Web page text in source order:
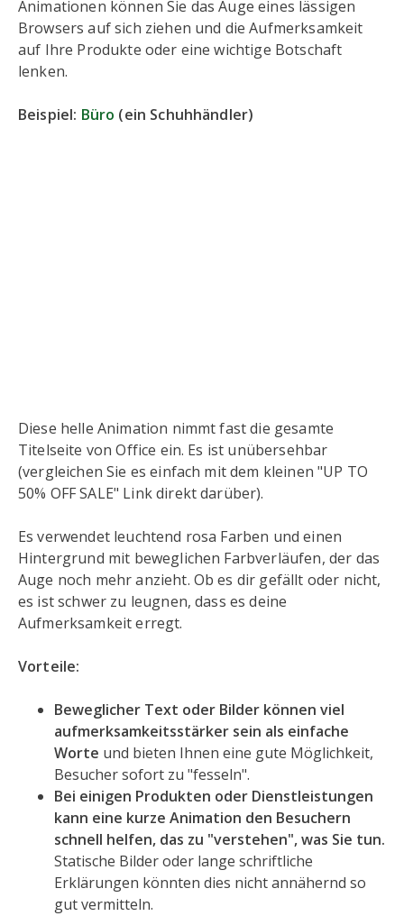
Animationen können Sie das Auge eines lässigen
Browsers auf sich ziehen und die Aufmerksamkeit
auf Ihre Produkte oder eine wichtige Botschaft
lenken.
Beispiel: Büro (ein Schuhhändler)
Diese helle Animation nimmt fast die gesamte
Titelseite von Office ein. Es ist unübersehbar
(vergleichen Sie es einfach mit dem kleinen "UP TO
50% OFF SALE" Link direkt darüber).
Es verwendet leuchtend rosa Farben und einen
Hintergrund mit beweglichen Farbverläufen, der das
Auge noch mehr anzieht. Ob es dir gefällt oder nicht,
es ist schwer zu leugnen, dass es deine
Aufmerksamkeit erregt.
Vorteile:
Beweglicher Text oder Bilder können viel
aufmerksamkeitsstärker sein als einfache
Worte und bieten Ihnen eine gute Möglichkeit,
Besucher sofort zu "fesseln".
Bei einigen Produkten oder Dienstleistungen
kann eine kurze Animation den Besuchern
schnell helfen, das zu "verstehen", was Sie tun.
Statische Bilder oder lange schriftliche
Erklärungen könnten dies nicht annähernd so
gut vermitteln.